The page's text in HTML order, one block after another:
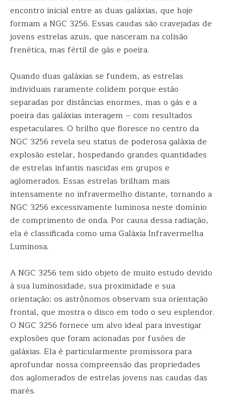
encontro inicial entre as duas galáxias, que hoje
formam a NGC 3256. Essas caudas são cravejadas de
jovens estrelas azuis, que nasceram na colisão
frenética, mas fértil de gás e poeira.
Quando duas galáxias se fundem, as estrelas
individuais raramente colidem porque estão
separadas por distâncias enormes, mas o gás e a
poeira das galáxias interagem – com resultados
espetaculares. O brilho que floresce no centro da
NGC 3256 revela seu status de poderosa galáxia de
explosão estelar, hospedando grandes quantidades
de estrelas infantis nascidas em grupos e
aglomerados. Essas estrelas brilham mais
intensamente no infravermelho distante, tornando a
NGC 3256 excessivamente luminosa neste domínio
de comprimento de onda. Por causa dessa radiação,
ela é classificada como uma Galáxia Infravermelha
Luminosa.
A NGC 3256 tem sido objeto de muito estudo devido
à sua luminosidade, sua proximidade e sua
orientação: os astrônomos observam sua orientação
frontal, que mostra o disco em todo o seu esplendor.
O NGC 3256 fornece um alvo ideal para investigar
explosões que foram acionadas por fusões de
galáxias. Ela é particularmente promissora para
aprofundar nossa compreensão das propriedades
dos aglomerados de estrelas jovens nas caudas das
marés.